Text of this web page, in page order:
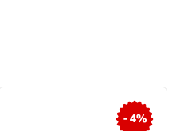
- 4%